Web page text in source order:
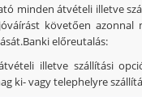
minden átvételi illetve
követően azonnal
Banki előreutalás:
illetve szállítási
ki- vagy telephelyre